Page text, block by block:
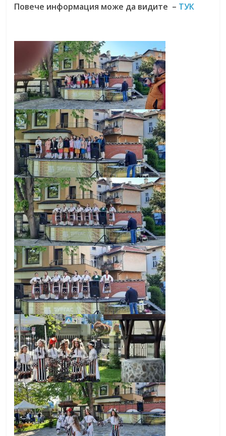
Повече информация може да видите – ТУК